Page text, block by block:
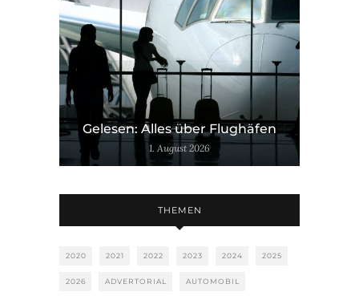
Gelesen: Alles über Flughäfen
1. August 2026
THEMEN
2020 2021 2022 2023 2024 2025
2026 ADVERTORIAL AUTOMOBIL